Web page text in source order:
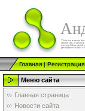
Главная|Регистрация
Меню сайта
Главная страница
Новости сайта